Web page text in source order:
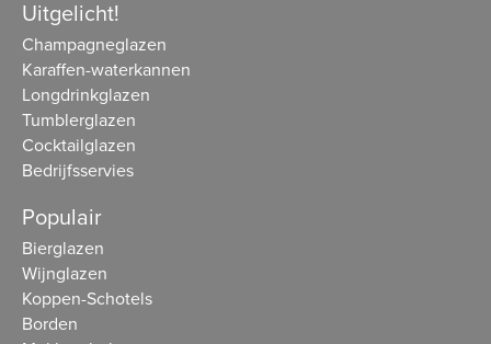
Uitgelicht!
Champagneglazen
Karaffen-waterkannen
Longdrinkglazen
Tumblerglazen
Cocktailglazen
Bedrijfsservies
Populair
Bierglazen
Wijnglazen
Koppen-Schotels
Borden